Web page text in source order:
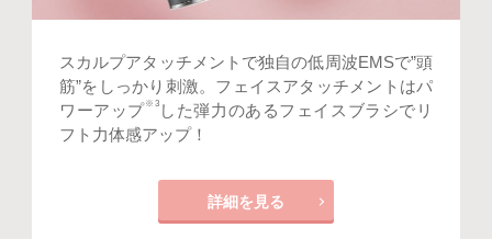
スカルプアタッチメントで独自の低周波EMSで”頭
筋”をしっかり刺激。フェイスアタッチメントはパ
ワーアップ※3した弾力のあるフェイスブラシでリ
フト力体感アップ！
詳細を見る